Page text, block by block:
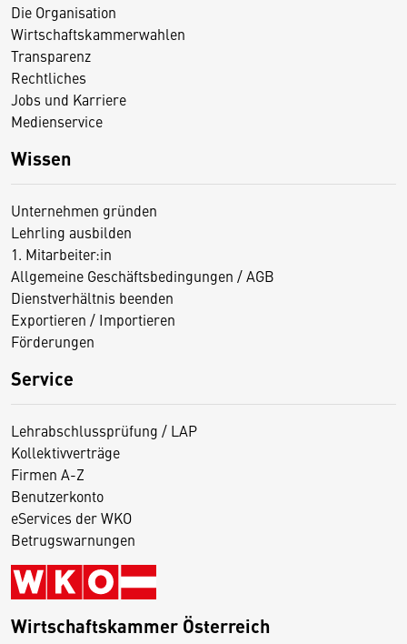
Die Organisation
Wirtschaftskammerwahlen
Transparenz
Rechtliches
Jobs und Karriere
Medienservice
Wissen
Unternehmen gründen
Lehrling ausbilden
1. Mitarbeiter:in
Allgemeine Geschäftsbedingungen / AGB
Dienstverhältnis beenden
Exportieren / Importieren
Förderungen
Service
Lehrabschlussprüfung / LAP
Kollektivverträge
Firmen A-Z
Benutzerkonto
eServices der WKO
Betrugswarnungen
Wirtschaftskammer Österreich